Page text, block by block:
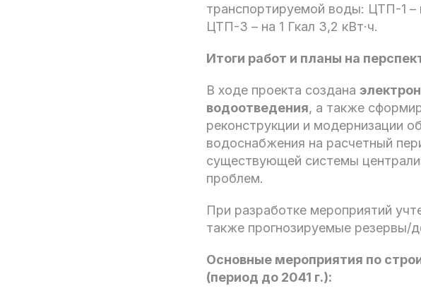
транспортируемой воды: ЦТП-1 –
ЦТП-3 – на 1 Гкал 3,2 кВт·ч.
Итоги работ и планы на
В ходе проекта создана
водоотведения, а также
реконструкции и модернизации
водоснабжения на расчетный
существующей системы
проблем.
При разработке мероприятий
также прогнозируемые резервы/
Основные мероприятия по
(период до 2041 г.):